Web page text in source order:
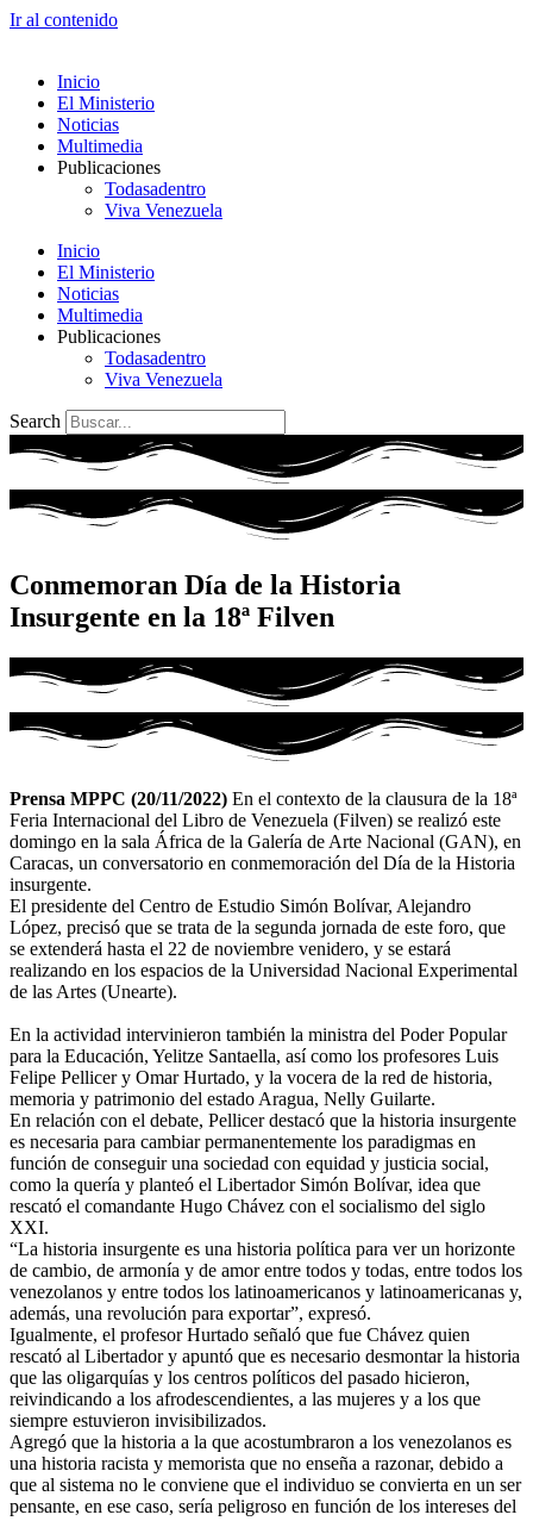
Ir al contenido
Inicio
El Ministerio
Noticias
Multimedia
Publicaciones
Todasadentro
Viva Venezuela
Inicio
El Ministerio
Noticias
Multimedia
Publicaciones
Todasadentro
Viva Venezuela
Search
Conmemoran Día de la Historia
Insurgente en la 18ª Filven
Prensa MPPC (20/11/2022) En el contexto de la clausura de la 18ª
Feria Internacional del Libro de Venezuela (Filven) se realizó este
domingo en la sala África de la Galería de Arte Nacional (GAN), en
Caracas, un conversatorio en conmemoración del Día de la Historia
insurgente.
El presidente del Centro de Estudio Simón Bolívar, Alejandro
López, precisó que se trata de la segunda jornada de este foro, que
se extenderá hasta el 22 de noviembre venidero, y se estará
realizando en los espacios de la Universidad Nacional Experimental
de las Artes (Unearte).
En la actividad intervinieron también la ministra del Poder Popular
para la Educación, Yelitze Santaella, así como los profesores Luis
Felipe Pellicer y Omar Hurtado, y la vocera de la red de historia,
memoria y patrimonio del estado Aragua, Nelly Guilarte.
En relación con el debate, Pellicer destacó que la historia insurgente
es necesaria para cambiar permanentemente los paradigmas en
función de conseguir una sociedad con equidad y justicia social,
como la quería y planteó el Libertador Simón Bolívar, idea que
rescató el comandante Hugo Chávez con el socialismo del siglo
XXI.
“La historia insurgente es una historia política para ver un horizonte
de cambio, de armonía y de amor entre todos y todas, entre todos los
venezolanos y entre todos los latinoamericanos y latinoamericanas y,
además, una revolución para exportar”, expresó.
Igualmente, el profesor Hurtado señaló que fue Chávez quien
rescató al Libertador y apuntó que es necesario desmontar la historia
que las oligarquías y los centros políticos del pasado hicieron,
reivindicando a los afrodescendientes, a las mujeres y a los que
siempre estuvieron invisibilizados.
Agregó que la historia a la que acostumbraron a los venezolanos es
una historia racista y memorista que no enseña a razonar, debido a
que al sistema no le conviene que el individuo se convierta en un ser
pensante, en ese caso, sería peligroso en función de los intereses del